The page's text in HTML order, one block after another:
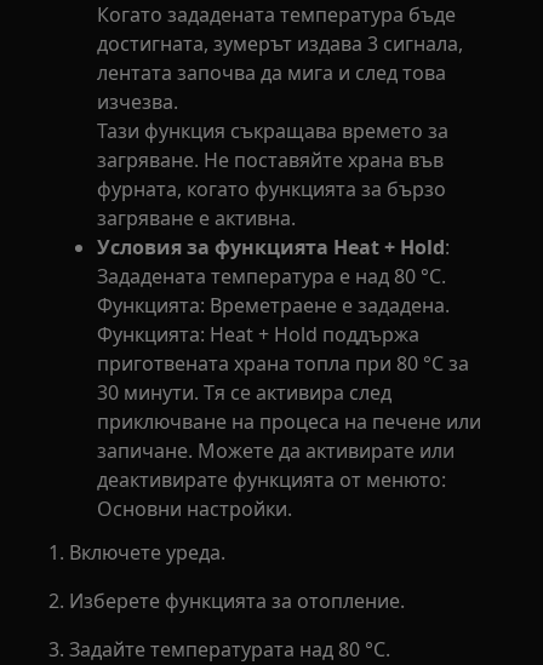
Когато зададената температура бъде
достигната, зумерът издава 3 сигнала,
лентата започва да мига и след това
изчезва.
Тази функция съкращава времето за
загряване. Не поставяйте храна във
фурната, когато функцията за бързо
загряване е активна.
Условия за функцията Heat + Hold:
Зададената температура е над 80 °C.
Функцията: Времетраене е зададена.
Функцията: Heat + Hold поддържа
приготвената храна топла при 80 °C за
30 минути. Тя се активира след
приключване на процеса на печене или
запичане. Можете да активирате или
деактивирате функцията от менюто:
Основни настройки.
1. Включете уреда.
2. Изберете функцията за отопление.
3. Задайте температурата над 80 °C.